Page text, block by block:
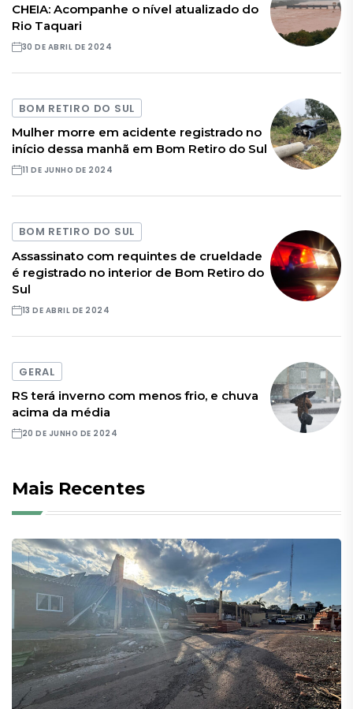
CHEIA: Acompanhe o nível atualizado do
Rio Taquari
30 DE ABRIL DE 2024
BOM RETIRO DO SUL
Mulher morre em acidente registrado no
início dessa manhã em Bom Retiro do Sul
11 DE JUNHO DE 2024
BOM RETIRO DO SUL
Assassinato com requintes de crueldade
é registrado no interior de Bom Retiro do
Sul
13 DE ABRIL DE 2024
GERAL
RS terá inverno com menos frio, e chuva
acima da média
20 DE JUNHO DE 2024
Mais Recentes